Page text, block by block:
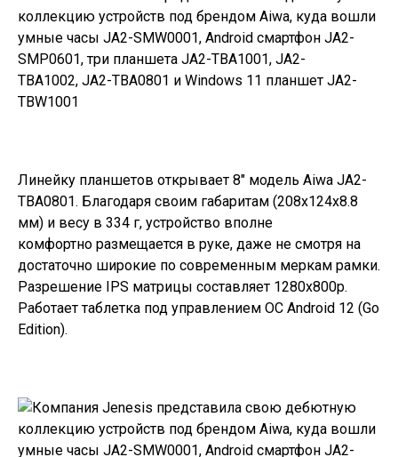
Линейку планшетов открывает 8″ модель Aiwa JA2-
TBA0801. Благодаря своим габаритам (208x124x8.8
мм) и весу в 334 г, устройство вполне
комфортно размещается в руке, даже не смотря на
достаточно широкие по современным меркам рамки.
Разрешение IPS матрицы составляет 1280x800p.
Работает таблетка под управлением ОС Android 12 (Go
Edition).